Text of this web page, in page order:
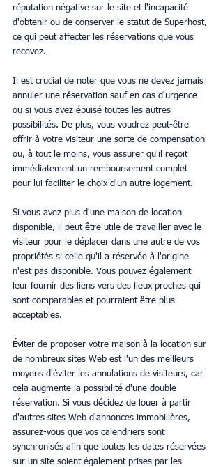
réputation négative sur le site et l'incapacité
d'obtenir ou de conserver le statut de Superhost,
ce qui peut affecter les réservations que vous
recevez.
Il est crucial de noter que vous ne devez jamais
annuler une réservation sauf en cas d'urgence
ou si vous avez épuisé toutes les autres
possibilités. De plus, vous voudrez peut-être
offrir à votre visiteur une sorte de compensation
ou, à tout le moins, vous assurer qu'il reçoit
immédiatement un remboursement complet
pour lui faciliter le choix d'un autre logement.
Si vous avez plus d'une maison de location
disponible, il peut être utile de travailler avec le
visiteur pour le déplacer dans une autre de vos
propriétés si celle qu'il a réservée à l'origine
n'est pas disponible. Vous pouvez également
leur fournir des liens vers des lieux proches qui
sont comparables et pourraient être plus
acceptables.
Éviter de proposer votre maison à la location sur
de nombreux sites Web est l'un des meilleurs
moyens d'éviter les annulations de visiteurs, car
cela augmente la possibilité d'une double
réservation. Si vous décidez de louer à partir
d'autres sites Web d'annonces immobilières,
assurez-vous que vos calendriers sont
synchronisés afin que toutes les dates réservées
sur un site soient également prises par les